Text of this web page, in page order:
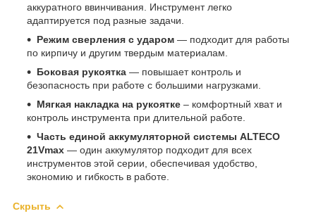
аккуратного ввинчивания. Инструмент легко
адаптируется под разные задачи.
Режим сверления с ударом — подходит для работы
по кирпичу и другим твердым материалам.
Боковая рукоятка — повышает контроль и
безопасность при работе с большими нагрузками.
Мягкая накладка на рукоятке – комфортный хват и
контроль инструмента при длительной работе.
Часть единой аккумуляторной системы ALTECO
21Vmax — один аккумулятор подходит для всех
инструментов этой серии, обеспечивая удобство,
экономию и гибкость в работе.
Скрыть